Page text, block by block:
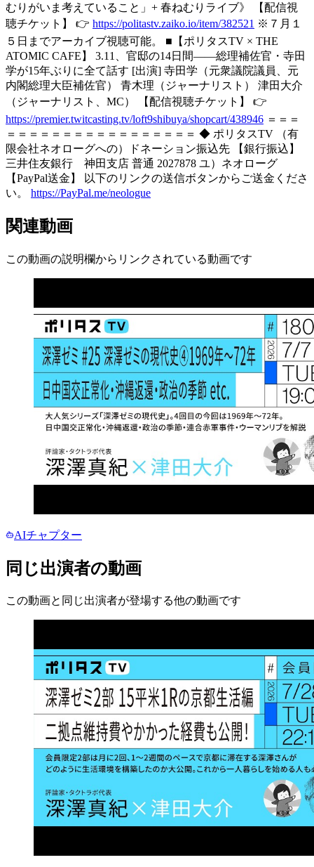
むりがいま考えていること」+ 春ねむりライブ》 【配信視
聴チケット】 👉 https://politastv.zaiko.io/item/382521 ※７月１
５日までアーカイブ視聴可能。 ■【ポリタスTV × THE
ATOMIC CAFE】 3.11、官邸の14日間――総理補佐官・寺田
学が15年ぶりに全て話す [出演] 寺田学（元衆議院議員、元
内閣総理大臣補佐官） 青木理（ジャーナリスト） 津田大介
（ジャーナリスト、MC） 【配信視聴チケット】 👉
https://premier.twitcasting.tv/loft9shibuya/shopcart/438946 ＝＝＝
＝＝＝＝＝＝＝＝＝＝＝＝＝＝＝＝＝ ◆ ポリタスTV （有
限会社ネオローグへの）ドネーション振込先 【銀行振込】
三井住友銀行 神田支店 普通 2027878 ユ）ネオローグ
【PayPal送金】 以下のリンクの送信ボタンからご送金くださ
い。 https://PayPal.me/neologue
関連動画
この動画の説明欄からリンクされている動画です
AIチャプター
同じ出演者の動画
この動画と同じ出演者が登場する他の動画です